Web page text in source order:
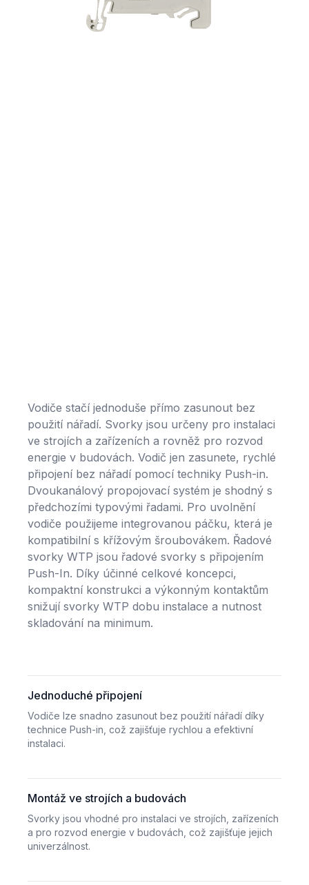
Vodiče stačí jednoduše přímo zasunout bez
použití nářadí. Svorky jsou určeny pro instalaci
ve strojích a zařízeních a rovněž pro rozvod
energie v budovách. Vodič jen zasunete, rychlé
připojení bez nářadí pomocí techniky Push-in.
Dvoukanálový propojovací systém je shodný s
předchozími typovými řadami. Pro uvolnění
vodiče použijeme integrovanou páčku, která je
kompatibilní s křížovým šroubovákem. Řadové
svorky WTP jsou řadové svorky s připojením
Push-In. Díky účinné celkové koncepci,
kompaktní konstrukci a výkonným kontaktům
snižují svorky WTP dobu instalace a nutnost
skladování na minimum.
Jednoduché připojení
Vodiče lze snadno zasunout bez použití nářadí díky
technice Push-in, což zajišťuje rychlou a efektivní
instalaci.
Montáž ve strojích a budovách
Svorky jsou vhodné pro instalaci ve strojích, zařízeních
a pro rozvod energie v budovách, což zajišťuje jejich
univerzálnost.